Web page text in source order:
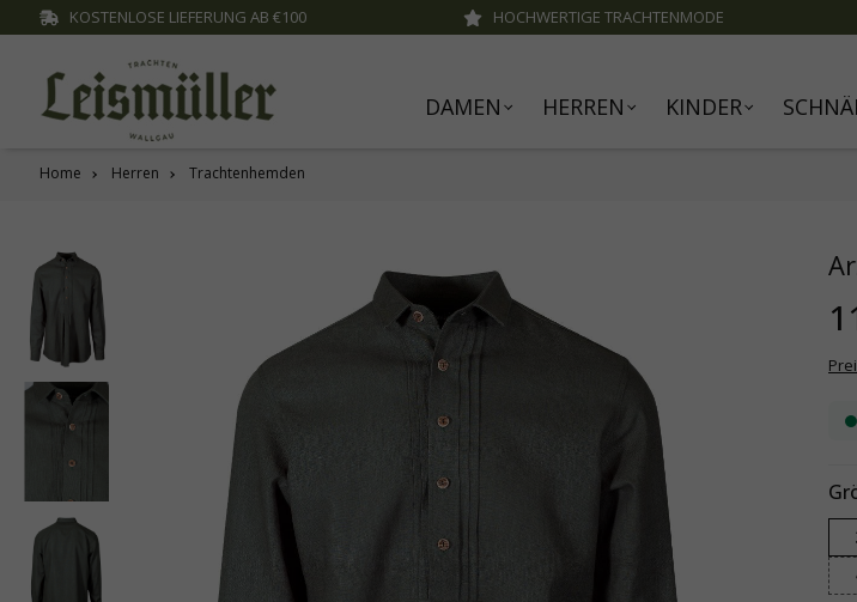
springen
KOSTENLOSE LIEFERUNG AB €100 HOCHWERTIGE TRACHTENMODE
DAMEN HERREN KINDER
Home Herren Trachtenhemden